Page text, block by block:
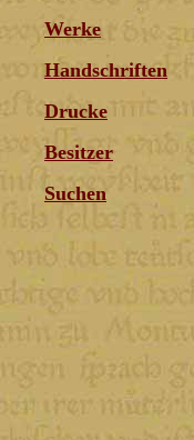
Werke
Handschriften
Drucke
Besitzer
Suchen